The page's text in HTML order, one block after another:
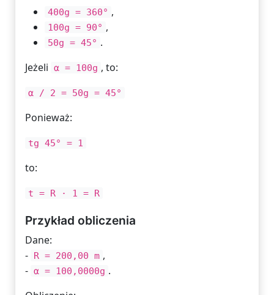
400g = 360° ,
100g = 90° ,
50g = 45° .
Jeżeli α = 100g , to:
α / 2 = 50g = 45°
Ponieważ:
tg 45° = 1
to:
t = R · 1 = R
Przykład obliczenia
Dane:
- R = 200,00 m ,
- α = 100,0000g .